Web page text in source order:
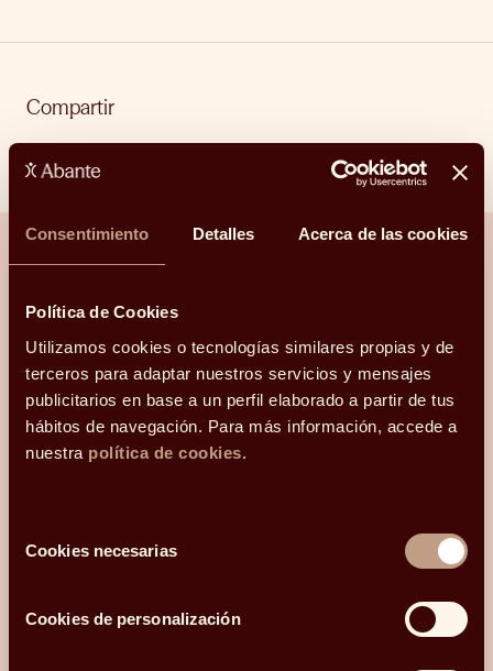
Consentimiento Detalles Acerca de las cookies
Política de Cookies
Utilizamos cookies o tecnologías similares propias y de
terceros para adaptar nuestros servicios y mensajes
publicitarios en base a un perfil elaborado a partir de tus
hábitos de navegación. Para más información, accede a
nuestra política de cookies.
deCookies necesarias
Cookies de personalización
Compartir
Linkedin Telegram Email
¿Hablamos?
Una conversación para orientarte con
claridad.
Hola, me llamo
Mi código postal es
y os he conocido
¿Qué más te gustaría compartir con nosotros?